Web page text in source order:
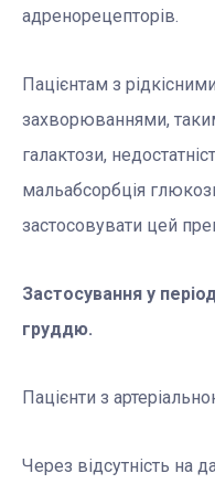
адренорецепторів.
Пацієнтам з
захворюваннями,
галактози,
мальабсорбція
застосовувати цей
Застосування у
груддю.
Пацієнти з
Через відсутність на